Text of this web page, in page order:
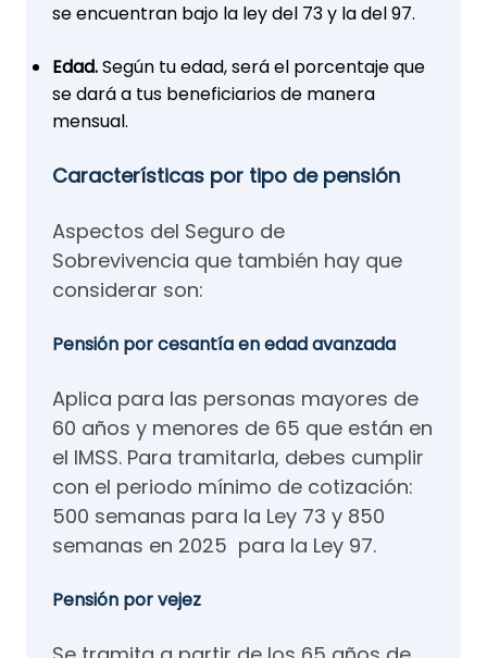
se encuentran bajo la ley del 73 y la del 97.
Edad.Según tu edad, será el porcentaje que
se dará a tus beneficiarios de manera
mensual.
Características por tipo de pensión
Aspectos del Seguro de
Sobrevivencia que también hay que
considerar son:
Pensión por cesantía en edad avanzada
Aplica para las personas mayores de
60 años y menores de 65 que están en
el IMSS. Para tramitarla, debes cumplir
con el periodo mínimo de cotización:
500 semanas para la Ley 73 y 850
semanas en 2025 para la Ley 97.
Pensión por vejez